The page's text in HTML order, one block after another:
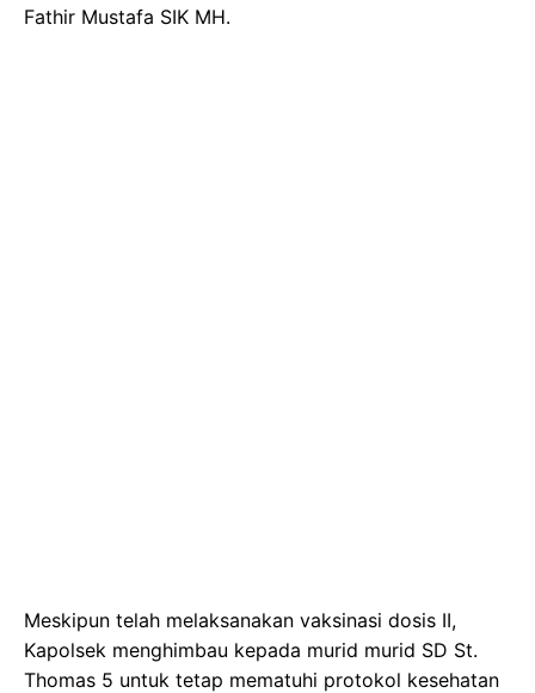
Fathir Mustafa SIK MH.
Meskipun telah melaksanakan vaksinasi dosis II,
Kapolsek menghimbau kepada murid murid SD St.
Thomas 5 untuk tetap mematuhi protokol kesehatan